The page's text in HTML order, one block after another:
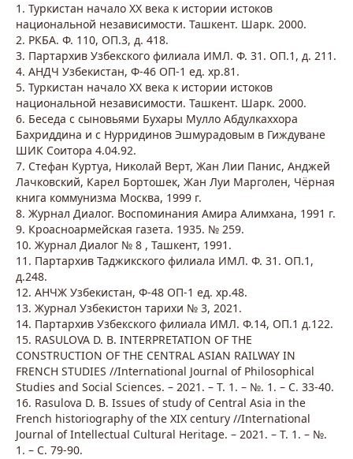
1. Туркистан начало ХХ века к истории истоков
национальной независимости. Ташкент. Шарк. 2000.
2. РКБА. Ф. 110, ОП.3, д. 418.
3. Партархив Узбекского филиала ИМЛ. Ф. 31. ОП.1, д. 211.
4. АНДЧ Узбекистан, Ф-46 ОП-1 ед. хр.81.
5. Туркистан начало ХХ века к истории истоков
национальной независимости. Ташкент. Шарк. 2000.
6. Беседа с сыновьями Бухары Мулло Абдулкаххора
Бахриддина и с Нурридинов Эшмурадовым в Гиждуване
ШИК Соитора 4.04.92.
7. Стефан Куртуа, Николай Верт, Жан Лии Панис, Анджей
Лачковский, Карел Бортошек, Жан Луи Марголен, Чёрная
книга коммунизма Москва, 1999 г.
8. Журнал Диалог. Воспоминания Амира Алимхана, 1991 г.
9. Кроасноармейская газета. 1935. № 259.
10. Журнал Диалог № 8 , Ташкент, 1991.
11. Партархив Таджикского филиала ИМЛ. Ф. 31. ОП.1,
д.248.
12. АНЧЖ Узбекистан, Ф-48 ОП-1 ед. хр.48.
13. Журнал Узбекистон тарихи № 3, 2021.
14. Партархив Узбекского филиала ИМЛ. Ф.14, ОП.1 д.122.
15. RASULOVA D. B. INTERPRETATION OF THE
CONSTRUCTION OF THE CENTRAL ASIAN RAILWAY IN
FRENCH STUDIES //International Journal of Philosophical
Studies and Social Sciences. – 2021. – Т. 1. – №. 1. – С. 33-40.
16. Rasulova D. B. Issues of study of Central Asia in the
French historiography of the XIX century //International
Journal of Intellectual Cultural Heritage. – 2021. – Т. 1. – №.
1. – С. 79-90.